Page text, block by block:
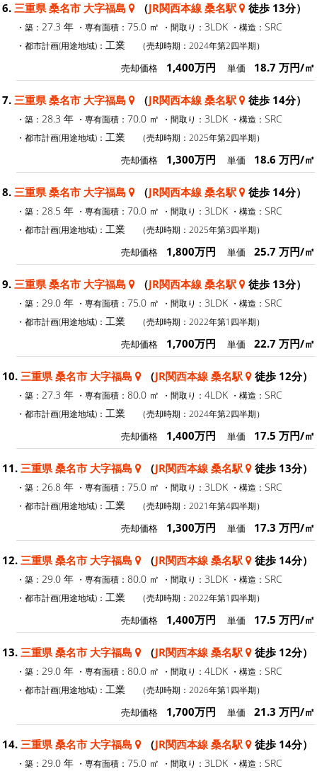
6. 三重県 桑名市 大字福島 （JR関西本線 桑名駅 徒歩 13分）
・築： 27.3 年 ・専有面積： 75.0 ㎡ ・間取り： 3LDK ・構造： SRC
・都市計画(用途地域)： 工業 （売却時期：2024年第2四半期）
売却価格 1,400万円 単価 18.7 万円/㎡
7. 三重県 桑名市 大字福島 （JR関西本線 桑名駅 徒歩 14分）
・築： 28.3 年 ・専有面積： 70.0 ㎡ ・間取り： 3LDK ・構造： SRC
・都市計画(用途地域)： 工業 （売却時期：2025年第2四半期）
売却価格 1,300万円 単価 18.6 万円/㎡
8. 三重県 桑名市 大字福島 （JR関西本線 桑名駅 徒歩 14分）
・築： 28.5 年 ・専有面積： 70.0 ㎡ ・間取り： 3LDK ・構造： SRC
・都市計画(用途地域)： 工業 （売却時期：2025年第3四半期）
売却価格 1,800万円 単価 25.7 万円/㎡
9. 三重県 桑名市 大字福島 （JR関西本線 桑名駅 徒歩 13分）
・築： 29.0 年 ・専有面積： 75.0 ㎡ ・間取り： 3LDK ・構造： SRC
・都市計画(用途地域)： 工業 （売却時期：2022年第1四半期）
売却価格 1,700万円 単価 22.7 万円/㎡
10. 三重県 桑名市 大字福島 （JR関西本線 桑名駅 徒歩 12分）
・築： 27.3 年 ・専有面積： 80.0 ㎡ ・間取り： 4LDK ・構造： SRC
・都市計画(用途地域)： 工業 （売却時期：2024年第2四半期）
売却価格 1,400万円 単価 17.5 万円/㎡
11. 三重県 桑名市 大字福島 （JR関西本線 桑名駅 徒歩 13分）
・築： 26.8 年 ・専有面積： 75.0 ㎡ ・間取り： 3LDK ・構造： SRC
・都市計画(用途地域)： 工業 （売却時期：2021年第4四半期）
売却価格 1,300万円 単価 17.3 万円/㎡
12. 三重県 桑名市 大字福島 （JR関西本線 桑名駅 徒歩 14分）
・築： 29.0 年 ・専有面積： 80.0 ㎡ ・間取り： 3LDK ・構造： SRC
・都市計画(用途地域)： 工業 （売却時期：2022年第1四半期）
売却価格 1,400万円 単価 17.5 万円/㎡
13. 三重県 桑名市 大字福島 （JR関西本線 桑名駅 徒歩 12分）
・築： 29.0 年 ・専有面積： 80.0 ㎡ ・間取り： 4LDK ・構造： SRC
・都市計画(用途地域)： 工業 （売却時期：2026年第1四半期）
売却価格 1,700万円 単価 21.3 万円/㎡
14. 三重県 桑名市 大字福島 （JR関西本線 桑名駅 徒歩 14分）
・築： 29.0 年 ・専有面積： 75.0 ㎡ ・間取り： 3LDK ・構造： SRC